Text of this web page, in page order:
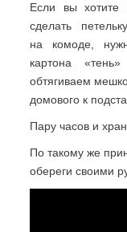
Если вы хотите
сделать
на комоде,
картона
обтягиваем
домового к
Пару часов и
По такому же
обереги своими